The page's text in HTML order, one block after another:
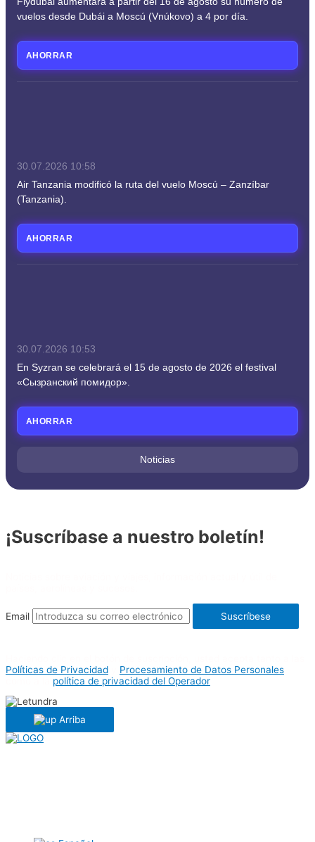
vuelos desde Dubái a Moscú (Vnúkovo) a 4 por día.
AHORRAR
30.07.2026 10:58
Air Tanzania modificó la ruta del vuelo Moscú – Zanzíbar
(Tanzania).
AHORRAR
30.07.2026 10:53
En Syzran se celebrará el 15 de agosto de 2026 el festival
«Сызранский помидор».
AHORRAR
Noticias
¡Suscríbase a nuestro boletín!
Email Suscríbese
Políticas de Privacidad
Procesamiento de Datos Personales
política de privacidad del Operador
Arriba